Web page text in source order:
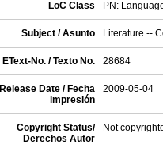
LoC Class PN:
Subject / Asunto Literature --
EText-No. / Texto No. 28684
Release Date / Fecha
impresión
2009-05-04
Copyright Status/
Derechos Autor
Not